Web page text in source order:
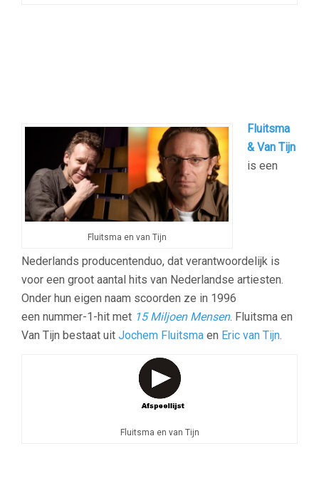
Fluitsma en van Tijn
Fluitsma
& Van Tijn
is een
Nederlands producentenduo, dat verantwoordelijk is
voor een groot aantal hits van Nederlandse artiesten.
Onder hun eigen naam scoorden ze in 1996
een nummer-1-hit met 15 Miljoen Mensen. Fluitsma en
Van Tijn bestaat uit Jochem Fluitsma en Eric van Tijn.
Fluitsma en van Tijn